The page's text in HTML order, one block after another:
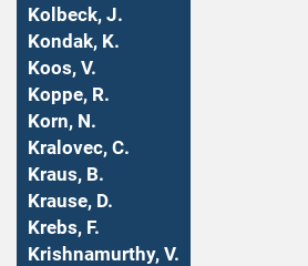
Kolbeck, J.
Kondak, K.
Koos, V.
Koppe, R.
Korn, N.
Kralovec, C.
Kraus, B.
Krause, D.
Krebs, F.
Krishnamurthy, V.